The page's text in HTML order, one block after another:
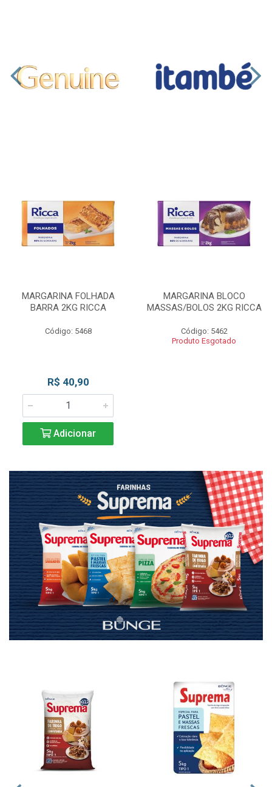
MARGARINA FOLHADA
BARRA 2KG RICCA
Código: 5468
R$ 40,90
Adicionar
MARGARINA BLOCO
MASSAS/BOLOS 2KG RICCA
Código: 5462
Produto Esgotado